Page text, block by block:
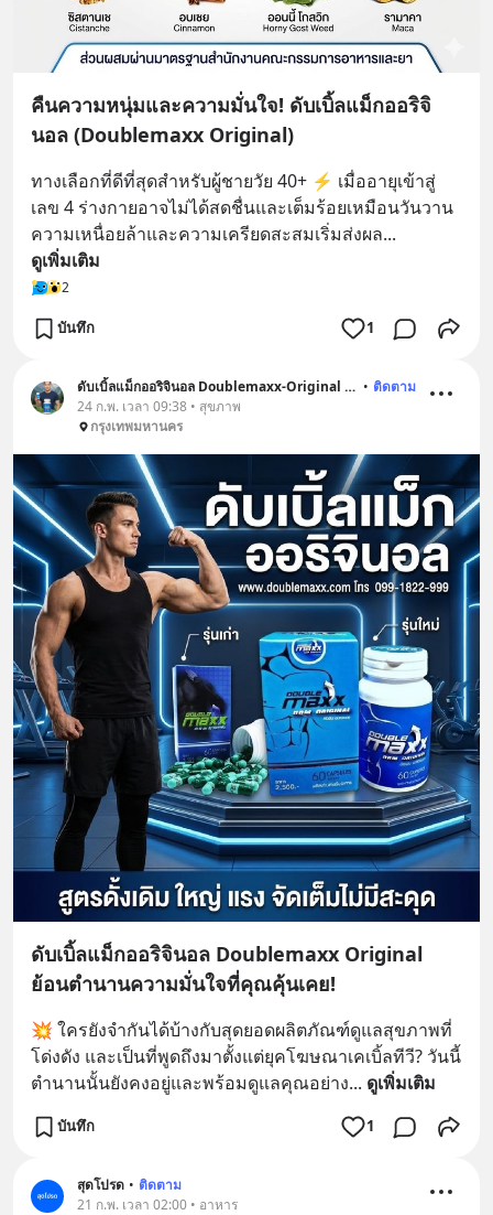
คืนความหนุ่มและความมั่นใจ! ดับเบิ้ลแม็กออริจิ
นอล (Doublemaxx Original)
ทางเลือกที่ดีที่สุดสำหรับผู้ชายวัย 40+ ⚡ เมื่ออายุเข้าสู่
เลข 4 ร่างกายอาจไม่ได้สดชื่นและเต็มร้อยเหมือนวันวาน
ความเหนื่อยล้าและความเครียดสะสมเริ่มส่งผล...
ดูเพิ่มเติม
2
บันทึก 1
ดับเบิ้ลแม็กออริจินอล Doublemaxx-Original สูตรเก่า • ติดตาม
24 ก.พ. เวลา 09:38 • สุขภาพ
กรุงเทพมหานคร
ดับเบิ้ลแม็กออริจินอล Doublemaxx Original
ย้อนตำนานความมั่นใจที่คุณคุ้นเคย!
💥 ใครยังจำกันได้บ้างกับสุดยอดผลิตภัณฑ์ดูแลสุขภาพที่
โด่งดัง และเป็นที่พูดถึงมาตั้งแต่ยุคโฆษณาเคเบิ้ลทีวี? วันนี้
ตำนานนั้นยังคงอยู่และพร้อมดูแลคุณอย่าง... ดูเพิ่มเติม
บันทึก 1
สุดโปรด • ติดตาม
21 ก.พ. เวลา 02:00 • อาหาร